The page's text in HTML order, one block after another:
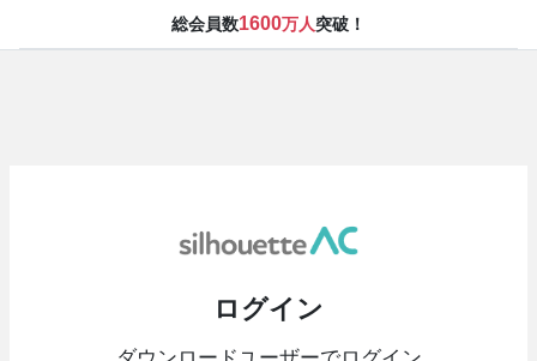
総会員数1600万人突破！
ログイン